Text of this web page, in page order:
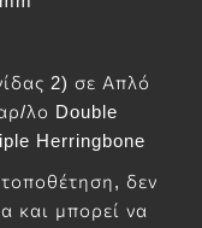
2) σε Απλό
λο Double
Herringbone
δεν
και μπορεί να